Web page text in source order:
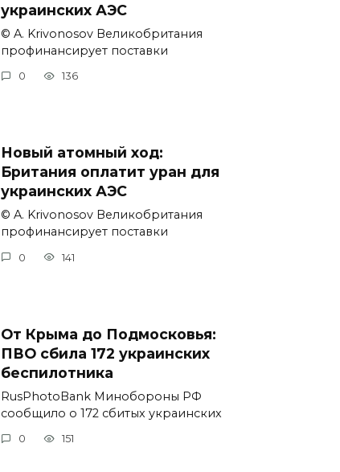
украинских АЭС
© A. Krivonosov Великобритания
профинансирует поставки
0 136
Новый атомный ход:
Британия оплатит уран для
украинских АЭС
© A. Krivonosov Великобритания
профинансирует поставки
0 141
От Крыма до Подмосковья:
ПВО сбила 172 украинских
беспилотника
RusPhotoBank Минобороны РФ
сообщило о 172 сбитых украинских
0 151